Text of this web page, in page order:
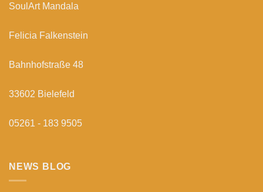
SoulArt Mandala
Felicia Falkenstein
Bahnhofstraße 48
33602 Bielefeld
05261 - 183 9505
NEWS BLOG